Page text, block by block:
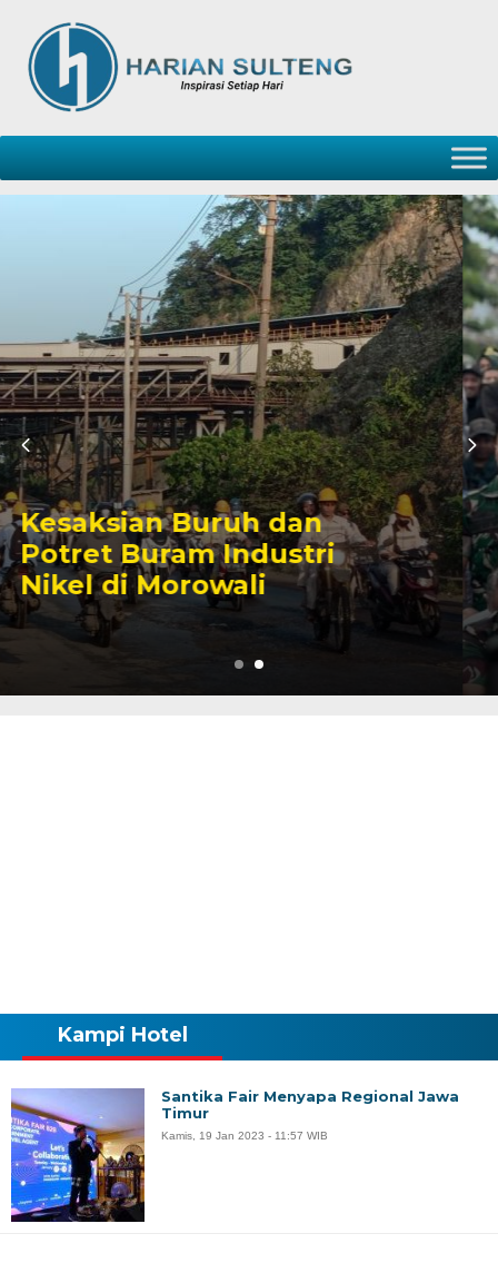
Sengketa Perizinan
Tambang yang Mengiringi
Karier Politik Anwar Hafid
Kampi Hotel
Santika Fair Menyapa Regional Jawa
Timur
Kamis, 19 Jan 2023 - 11:57 WIB